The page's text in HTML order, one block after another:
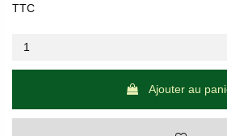
TTC
Ajouter au